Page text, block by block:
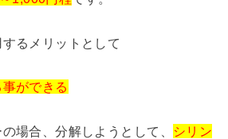
るメリットとして
ができる
場合、分解しようとして、
シリン